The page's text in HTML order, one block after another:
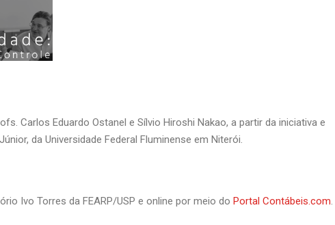
Carlos Eduardo Ostanel e Sílvio Hiroshi Nakao, a partir da iniciativa e
da Universidade Federal Fluminense em Niterói.
Ivo Torres da FEARP/USP e online por meio do Portal Contábeis.com.